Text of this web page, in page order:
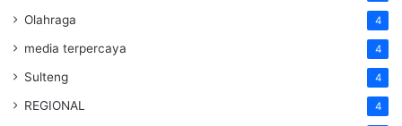
Olahraga 4
media terpercaya 4
Sulteng 4
REGIONAL 4